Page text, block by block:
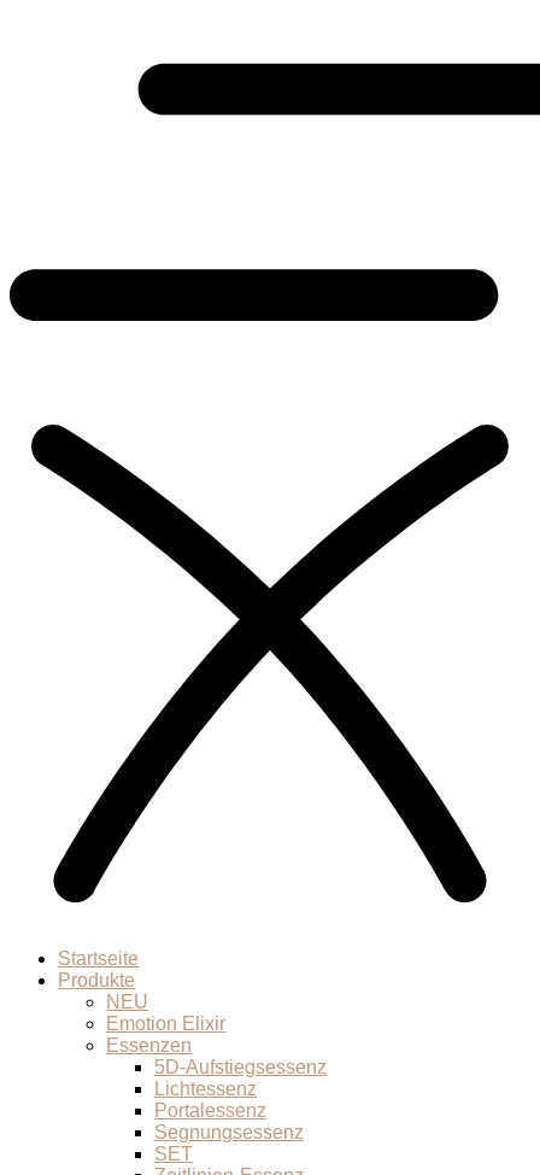
Startseite
Produkte
NEU
Emotion Elixir
Essenzen
5D-Aufstiegsessenz
Lichtessenz
Portalessenz
Segnungsessenz
SET